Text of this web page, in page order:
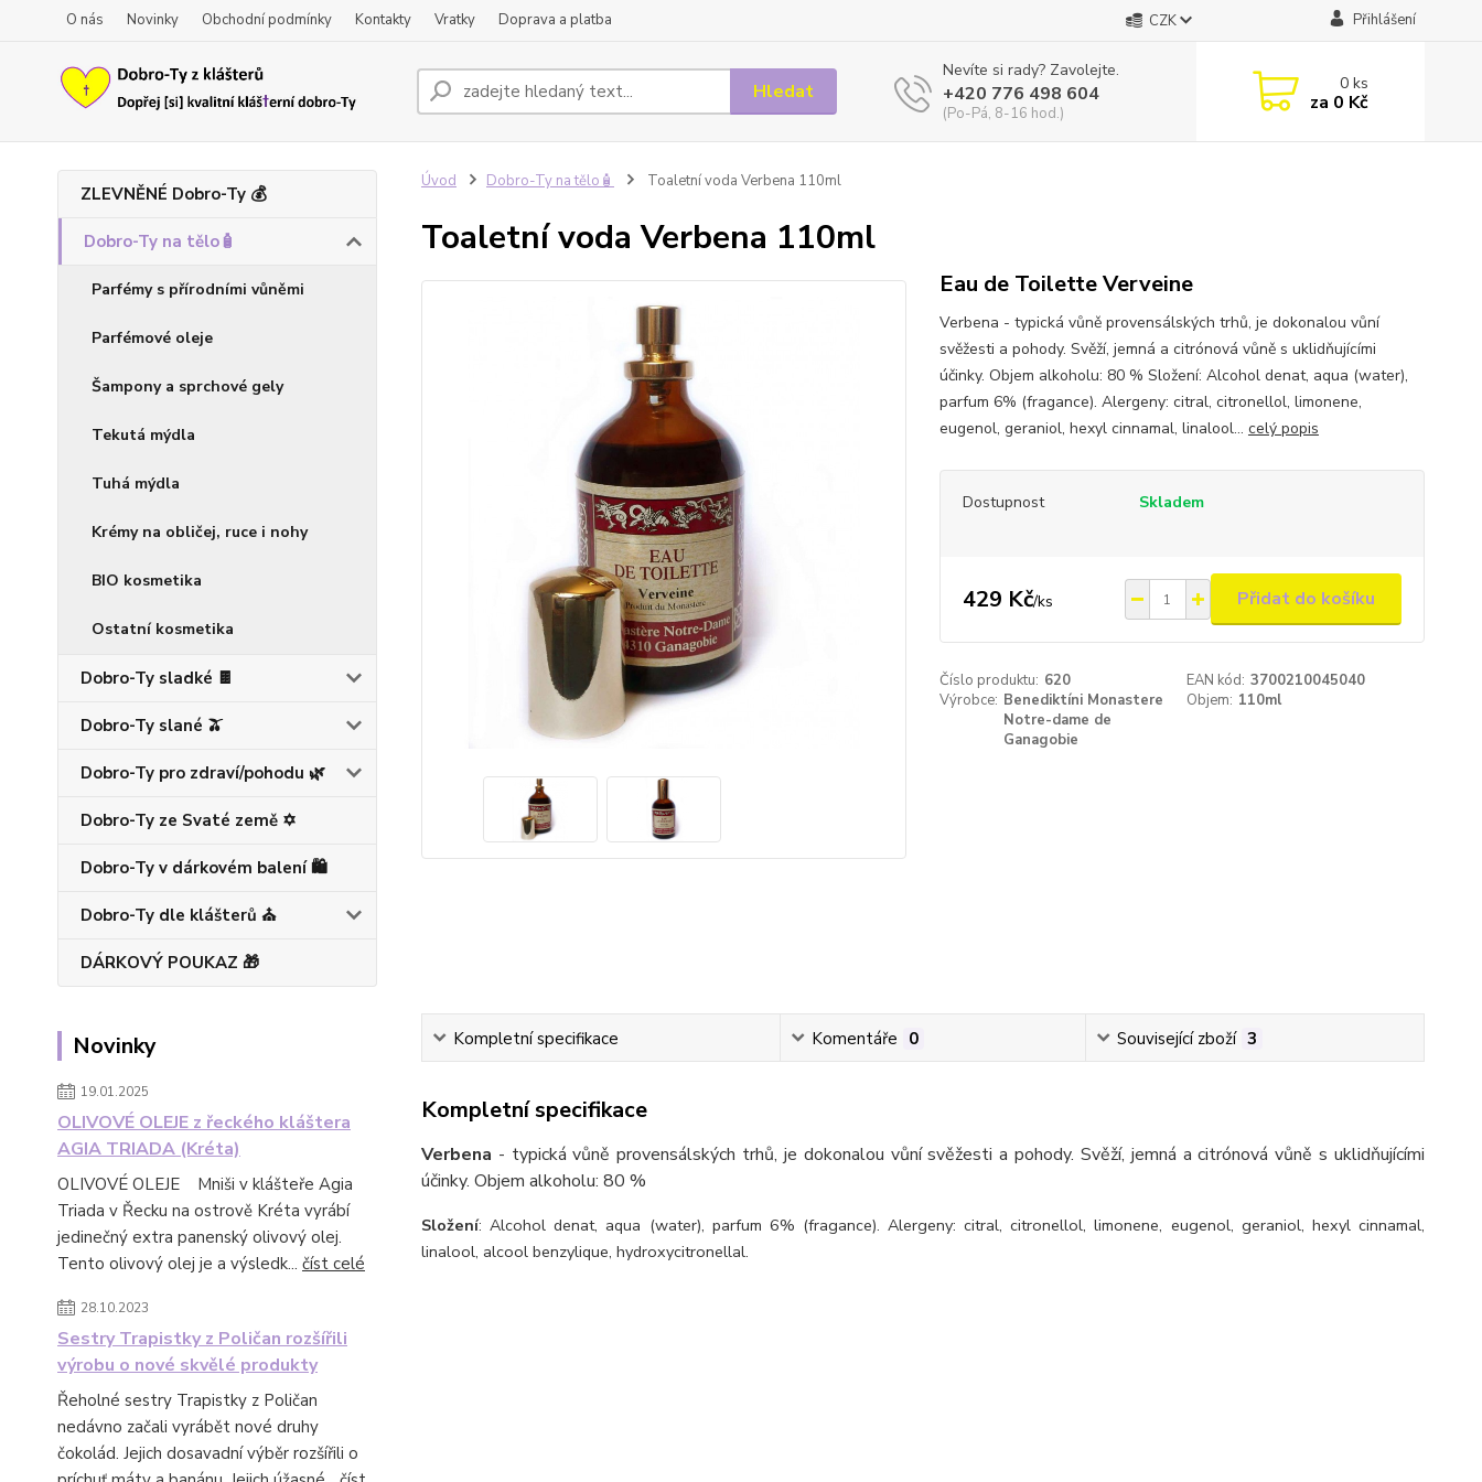
O nás Novinky Obchodní podmínky Kontakty Vratky Doprava a platba CZK Přihlášení
Hledat
Nevíte si rady? Zavolejte.
+420 776 498 604
(Po-Pá, 8-16 hod.)
0ks
za 0 Kč
ZLEVNĚNÉ Dobro-Ty 💰
Dobro-Ty na tělo🧴
Parfémy s přírodními vůněmi
Parfémové oleje
Šampony a sprchové gely
Tekutá mýdla
Tuhá mýdla
Krémy na obličej, ruce i nohy
BIO kosmetika
Ostatní kosmetika
Dobro-Ty sladké 🍫
Dobro-Ty slané 🫒
Dobro-Ty pro zdraví/pohodu 🌿
Dobro-Ty ze Svaté země ✡️
Dobro-Ty v dárkovém balení 🛍️
Dobro-Ty dle klášterů ⛪
DÁRKOVÝ POUKAZ 🎁
Novinky
19.01.2025
OLIVOVÉ OLEJE z řeckého kláštera
AGIA TRIADA (Kréta)
OLIVOVÉ OLEJE Mniši v klášteře Agia
Triada v Řecku na ostrově Kréta vyrábí
jedinečný extra panenský olivový olej.
Tento olivový olej je a výsledk... číst celé
28.10.2023
Sestry Trapistky z Poličan rozšířili
výrobu o nové skvělé produkty
Řeholné sestry Trapistky z Poličan
nedávno začali vyrábět nové druhy
čokolád. Jejich dosavadní výběr rozšířili o
Úvod Dobro-Ty na tělo🧴 Toaletní voda Verbena 110ml
Toaletní voda Verbena 110ml
Eau de Toilette Verveine
Verbena - typická vůně provensálských trhů, je dokonalou vůní
svěžesti a pohody. Svěží, jemná a citrónová vůně s uklidňujícími
účinky. Objem alkoholu: 80 % Složení: Alcohol denat, aqua (water),
parfum 6% (fragance). Alergeny: citral, citronellol, limonene,
eugenol, geraniol, hexyl cinnamal, linalool... celý popis
Dostupnost Skladem
429 Kč/ks Přidat do košíku
Číslo produktu: 620 EAN kód: 3700210045040
Výrobce: Benediktíni Monastere
Notre-dame de
Ganagobie
Objem: 110ml
Kompletní specifikace Komentáře 0 Související zboží 3
Kompletní specifikace
Verbena - typická vůně provensálských trhů, je dokonalou vůní svěžesti a pohody. Svěží, jemná a citrónová vůně s uklidňujícími
účinky. Objem alkoholu: 80 %
Složení: Alcohol denat, aqua (water), parfum 6% (fragance). Alergeny: citral, citronellol, limonene, eugenol, geraniol, hexyl cinnamal,
linalool, alcool benzylique, hydroxycitronellal.